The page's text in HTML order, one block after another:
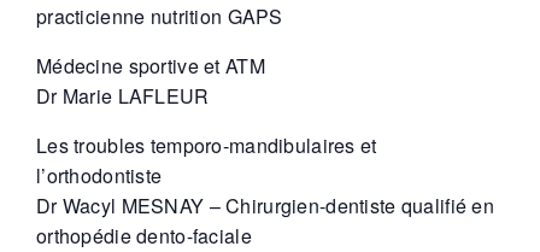
practicienne nutrition GAPS
Médecine sportive et ATM
Dr Marie LAFLEUR
Les troubles temporo-mandibulaires et
l’orthodontiste
Dr Wacyl MESNAY – Chirurgien-dentiste qualifié en
orthopédie dento-faciale